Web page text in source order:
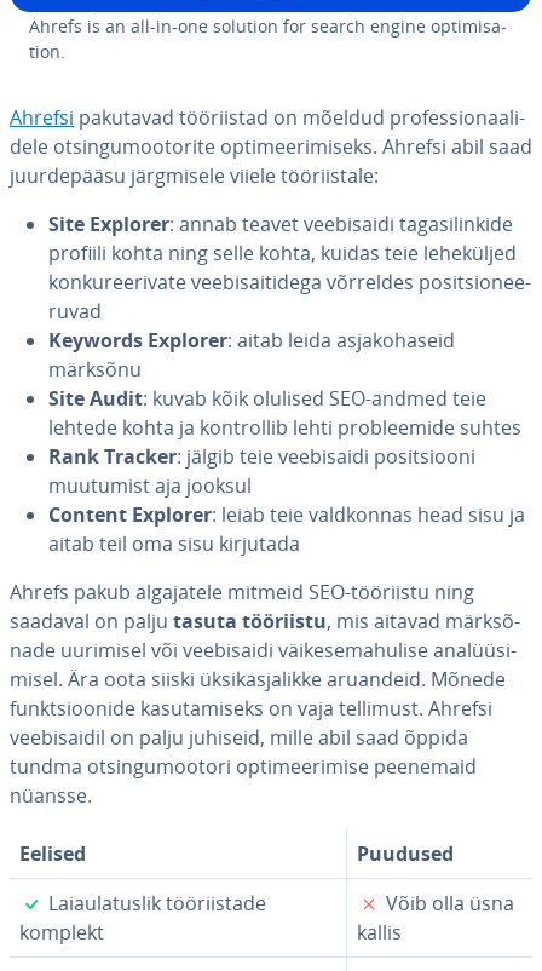
Ahrefs is an all-in-one solution for search engine op­ti­mi­s­a­
tion.
Ahrefsi pakutavad töö­riis­tad on mõeldud pro­fes­sio­naa­li­
dele ot­sin­gu­moo­to­rite op­ti­mee­ri­miseks. Ahrefsi abil saad
juur­de­pääsu järg­misele viiele töö­riis­tale:
Site Explorer: annab teavet vee­bi­saidi ta­ga­si­lin­kide
profiili kohta ning selle kohta, kuidas teie le­he­kül­jed
kon­ku­ree­ri­vate vee­bi­sai­ti­dega võrreldes po­sit­sio­nee­
ru­vad
Keywords Explorer: aitab leida as­ja­ko­ha­seid
märksõnu
Site Audit: kuvab kõik olulised SEO-andmed teie
lehtede kohta ja kont­rol­lib lehti prob­leemide suhtes
Rank Tracker: jälgib teie vee­bi­saidi po­sit­siooni
muutumist aja jooksul
Content Explorer: leiab teie vald­kon­nas head sisu ja
aitab teil oma sisu kirjutada
Ahrefs pakub al­ga­ja­tele mitmeid SEO-tööriistu ning
saadaval on palju tasuta tööriistu, mis aitavad märk­sõ­
nade uurimisel või vee­bi­saidi väi­ke­se­ma­hu­lise ana­lüü­si­
misel. Ära oota siiski ük­sik­as­ja­likke aruandeid. Mõnede
funkt­sioo­nide ka­su­ta­miseks on vaja tellimust. Ahrefsi
vee­bi­sai­dil on palju juhiseid, mille abil saad õppida
tundma ot­sin­gu­moo­tori op­ti­mee­ri­mise peenemaid
nüansse.
Eelised
Puudused
✓
Laiaula­tus­lik töö­riis­tade
komplekt
✗
Võib olla üsna
kallis